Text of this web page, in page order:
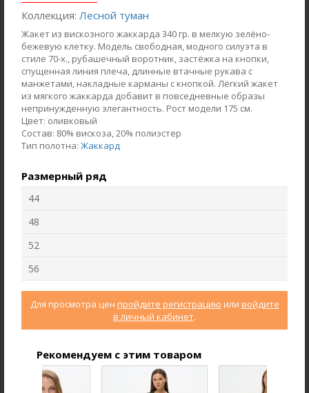
Вельвет
new
Брюки B4710-O19.6F02
Джерси
new
Кашкорсе
new
Коллекция: Лесной туман
Жакет из вискозного жаккарда 340 гр. в мелкую зелёно-
бежевую клетку. Модель свободная, модного силуэта в
стиле 70-х., рубашечный воротник, застёжка на кнопки,
спущенная линия плеча, длинные втачные рукава с
манжетами, накладные карманы с кнопкой. Лёгкий жакет
из мягкого жаккарда добавит в повседневные образы
непринужденную элегантность. Рост модели 175 см.
Цвет: оливковый
Состав: 80% вискоза, 20% полиэстер
Тип полотна: Жаккард
Размерный ряд
44
48
52
56
Для просмотра цен пройдите регистрацию или войдите
в личный кабинет.
Рекомендуем с этим товаром